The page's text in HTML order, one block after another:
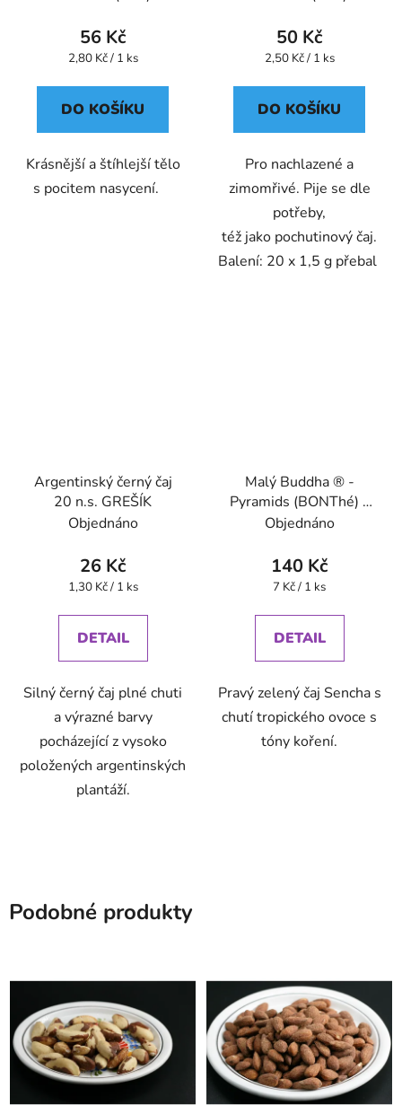
56 Kč
Měrná
2,80 Kč / 1 ks
DO KOŠÍKU
Krásnější a štíhlejší tělo
s pocitem nasycení.
50 Kč
Měrná
2,50 Kč / 1 ks
DO KOŠÍKU
Pro nachlazené a
zimomřivé. Pije se dle
potřeby,
též jako pochutinový čaj.
Balení: 20 x 1,5 g přebal
Argentinský černý čaj
20 n.s. GREŠÍK
Objednáno
26 Kč
Měrná
1,30 Kč / 1 ks
DETAIL
Silný černý čaj plné chuti
a výrazné barvy
pocházející z vysoko
položených argentinských
plantáží.
Malý Buddha ® -
Pyramids (BONThé) -
Oxalis
Objednáno
140 Kč
Měrná
7 Kč / 1 ks
DETAIL
Pravý zelený čaj Sencha s
chutí tropického ovoce s
tóny koření.
Podobné produkty